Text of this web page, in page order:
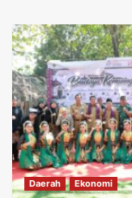
Daerah Ekonomi